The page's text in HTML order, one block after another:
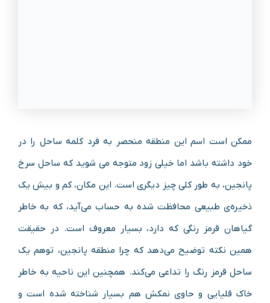
ممکن است اسم این منطقه‌ منحصر به فرد کلمه ساحل را در
خود داشته باشد اما خیلی زود متوجه می شوید که ساحل سرخ
پانجین، به طور کلی چیز دیگری است. این مکان، کم و بیش یک
ذخیره‌ی طبیعی محافظت شده به حساب می‌آید، که به خاطر
گیاهان قرمز رنگی که دارد، بسیار معروف است. در حقیقت
همین نکته توضیح می‌دهد که چرا منطقه پانجین، توهم یک
ساحل قرمز رنگ را تداعی می‌کند. همچنین این ناحیه به خاطر
خاک قلیایی و حاوی نمکش هم بسیار شناخته شده است و